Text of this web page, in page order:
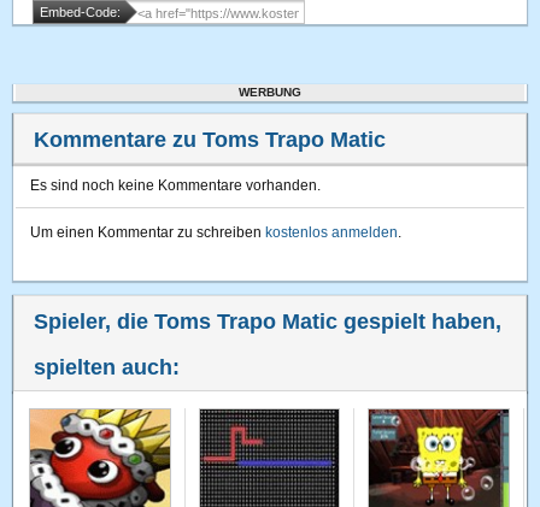
Embed-Code:
WERBUNG
Kommentare zu Toms Trapo Matic
Es sind noch keine Kommentare vorhanden.
Um einen Kommentar zu schreiben kostenlos anmelden.
Spieler, die Toms Trapo Matic gespielt haben,
spielten auch: